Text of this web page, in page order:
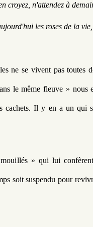
croyez, n'attendez à
les roses de la vie,
ne se vivent pas toutes
le même fleuve » nous
cachets. Il y en a un qui
» qui lui
soit suspendu pour